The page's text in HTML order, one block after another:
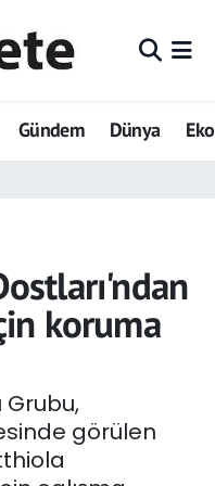
Gündem Dünya
koruma
Grubu,
görülen